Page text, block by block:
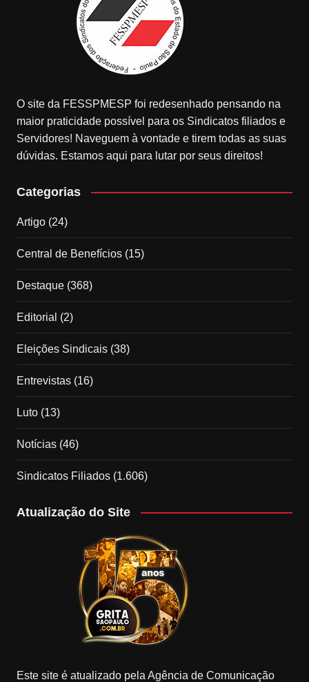
O site da FESSPMESP foi redesenhado pensando na
maior praticidade possível para os Sindicatos filiados e
Servidores! Naveguem à vontade e tirem todas as suas
dúvidas. Estamos aqui para lutar por seus direitos!
Categorias
Artigo(24)
Central de Benefícios(15)
Destaque(368)
Editorial (2)
Eleições Sindicais(38)
Entrevistas(16)
Luto(13)
Notícias(46)
Sindicatos Filiados(1.606)
Atualização do Site
Este site é atualizado pela Agência de Comunicação